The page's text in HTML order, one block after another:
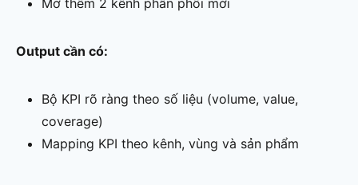
Mở thêm 2 kênh phân phối mới
Output cần có:
Bộ KPI rõ ràng theo số liệu (volume, value,
coverage)
Mapping KPI theo kênh, vùng và sản phẩm